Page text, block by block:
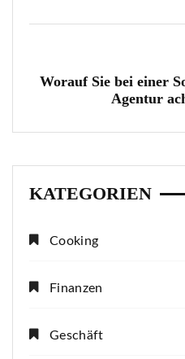
Worauf Sie bei einer
Agentur
KATEGORIEN
Cooking
Finanzen
Geschäft